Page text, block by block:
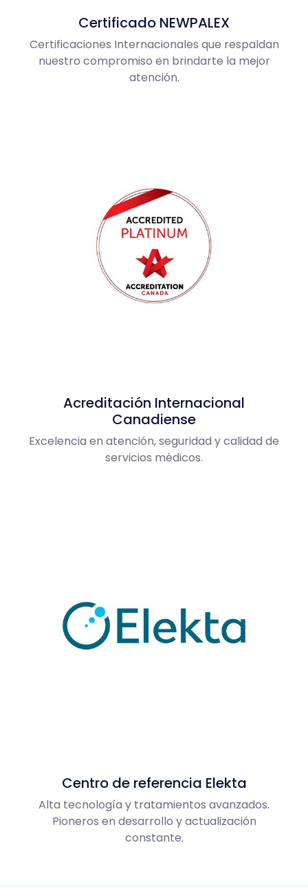
Certificado NEWPALEX
Certificaciones Internacionales que respaldan
nuestro compromiso en brindarte la mejor
atención.
Acreditación Internacional
Canadiense
Excelencia en atención, seguridad y calidad de
servicios médicos.
Centro de referencia Elekta
Alta tecnología y tratamientos avanzados.
Pioneros en desarrollo y actualización
constante.